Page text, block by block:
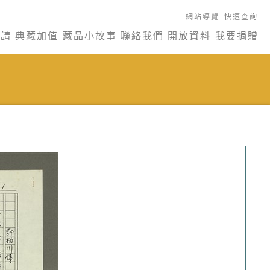
網站導覽 快速查詢
典藏加值 藏品小故事 聯絡我們 開放資料 我要捐贈